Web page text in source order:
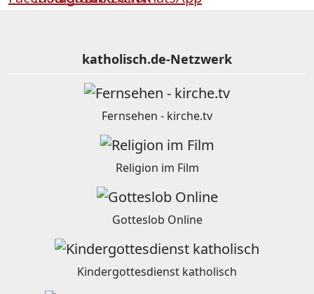
katholisch.de-Netzwerk
Fernsehen - kirche.tv
Religion im Film
Gotteslob Online
Kindergottesdienst katholisch